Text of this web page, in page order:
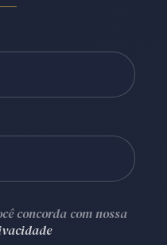
concorda com nossa